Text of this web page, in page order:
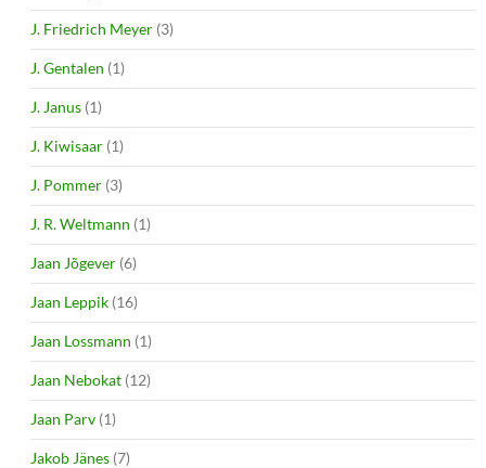
J. Friedrich Meyer (3)
J. Gentalen (1)
J. Janus (1)
J. Kiwisaar (1)
J. Pommer (3)
J. R. Weltmann (1)
Jaan Jõgever (6)
Jaan Leppik (16)
Jaan Lossmann (1)
Jaan Nebokat (12)
Jaan Parv (1)
Jakob Jänes (7)